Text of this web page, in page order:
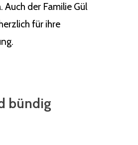
Auch der Familie Gül
für ihre
bündig